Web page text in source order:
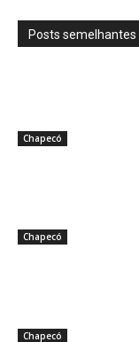
Posts semelhantes
Chapecó
Chapecó
Chapecó